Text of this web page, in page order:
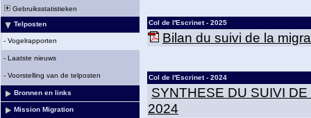
Gebruiksstatistieken
Telposten
- Vogelrapporten
- Laatste nieuws
- Voorstelling van de telposten
Bronnen en links
Mission Migration
Col de l'Escrinet - 2025
Bilan du suivi de la
Col de l'Escrinet - 2024
SYNTHESE DU SUIVI
2024